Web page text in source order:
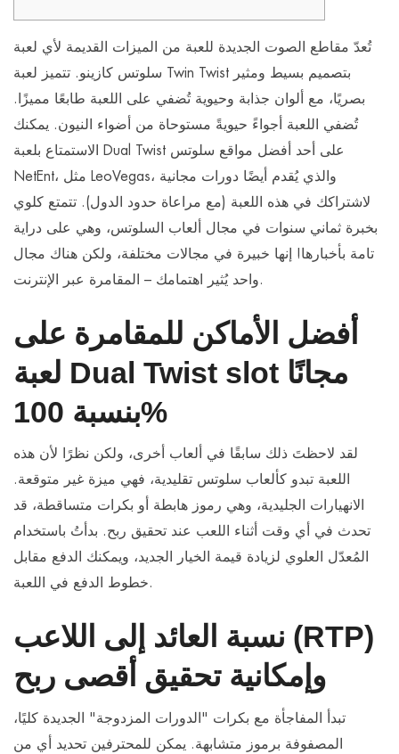
تُعدّ مقاطع الصوت الجديدة للعبة من الميزات القديمة لأي لعبة
سلوتس كازينو. تتميز لعبة Twin Twist بتصميم بسيط ومثير
بصريًا، مع ألوان جذابة وحيوية تُضفي على اللعبة طابعًا مميزًا.
تُضفي اللعبة أجواءً حيويةً مستوحاة من أضواء النيون. يمكنك
الاستمتاع بلعبة Dual Twist على أحد أفضل مواقع سلوتس
NetEnt، مثل LeoVegas، والذي يُقدم أيضًا دورات مجانية
لاشتراكك في هذه اللعبة (مع مراعاة حدود الدول). تتمتع كلوي
بخبرة ثماني سنوات في مجال ألعاب السلوتس، وهي على دراية
تامة بأخبارها!
إنها خبيرة في مجالات مختلفة، ولكن هناك مجال
واحد يُثير اهتمامك – المقامرة عبر الإنترنت.
أفضل الأماكن للمقامرة على
لعبة Dual Twist slot مجانًا
بنسبة 100%
لقد لاحظتَ ذلك سابقًا في ألعاب أخرى، ولكن نظرًا لأن هذه
اللعبة تبدو كألعاب سلوتس تقليدية، فهي ميزة غير متوقعة.
الانهيارات الجليدية، وهي رموز هابطة أو بكرات متساقطة، قد
تحدث في أي وقت أثناء اللعب عند تحقيق ربح. بدأتُ باستخدام
المُعدّل العلوي لزيادة قيمة الخيار الجديد، ويمكنك الدفع مقابل
خطوط الدفع في اللعبة.
نسبة العائد إلى اللاعب (RTP)
وإمكانية تحقيق أقصى ربح
تبدأ المفاجأة مع بكرات "الدورات المزدوجة" الجديدة كليًا،
المصفوفة برموز متشابهة. يمكن للمحترفين تحديد أي من